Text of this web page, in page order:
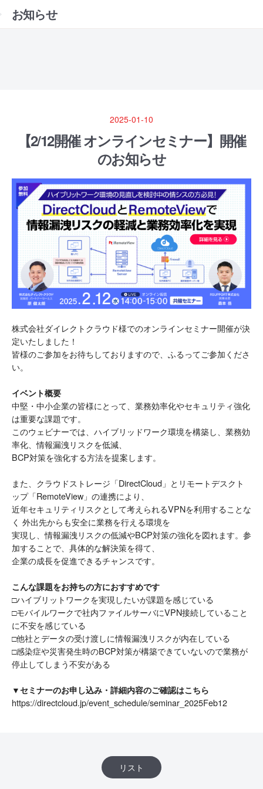
お知らせ
2025-01-10
【2/12開催 オンラインセミナー】開催
のお知らせ
株式会社ダイレクトクラウド様でのオンラインセミナー開催が決
定いたしました！
皆様のご参加をお待ちしておりますので、ふるってご参加くださ
い。
イベント概要
中堅・中小企業の皆様にとって、業務効率化やセキュリティ強化
は重要な課題です。
このウェビナーでは、ハイブリッドワーク環境を構築し、業務効
率化、情報漏洩リスクを低減、
BCP対策を強化する方法を提案します。
また、クラウドストレージ「DirectCloud」とリモートデスクト
ップ「RemoteView」の連携により、
近年セキュリティリスクとして考えられるVPNを利用することな
く 外出先からも安全に業務を行える環境を
実現し、情報漏洩リスクの低減やBCP対策の強化を図れます。参
加することで、具体的な解決策を得て、
企業の成長を促進できるチャンスです。
こんな課題をお持ちの方におすすめです
□ハイブリットワークを実現したいが課題を感じている
□モバイルワークで社内ファイルサーバにVPN接続していること
に不安を感じている
□他社とデータの受け渡しに情報漏洩リスクが内在している
□感染症や災害発生時のBCP対策が構築できていないので業務が
停止してしまう不安がある
▼セミナーのお申し込み・詳細内容のご確認はこちら
https://directcloud.jp/event_schedule/seminar_2025Feb12
リスト